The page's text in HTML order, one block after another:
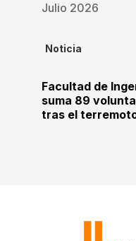
Julio 2026
Noticia
Facultad de
suma 89
tras el